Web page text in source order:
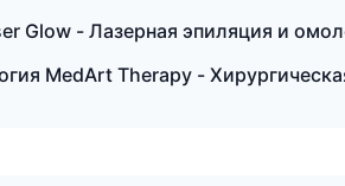
Glow - Лазерная эпиляция и
MedArt Therapy -